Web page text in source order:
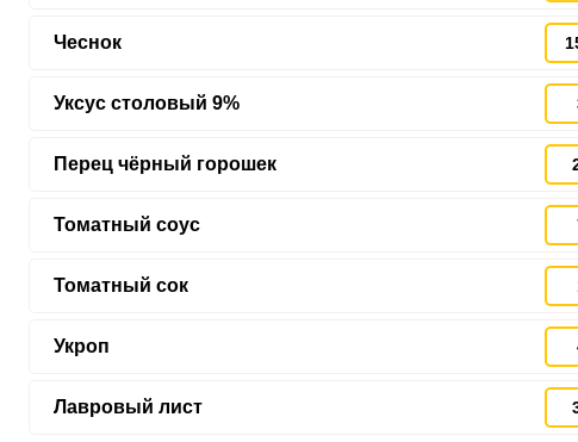
Чеснок
Уксус столовый 9%
Перец чёрный горошек
Томатный соус
Томатный сок
Укроп
Лавровый лист